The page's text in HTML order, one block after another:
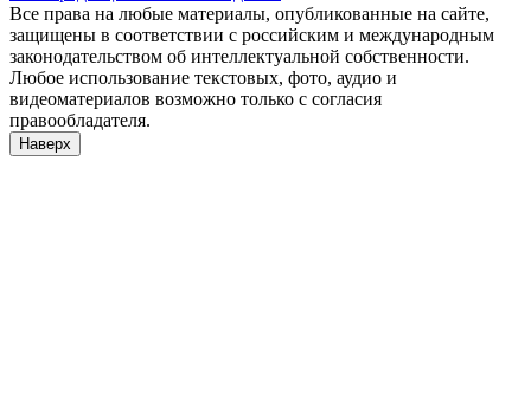
Все права на любые материалы, опубликованные на сайте,
защищены в соответствии с российским и международным
законодательством об интеллектуальной собственности.
Любое использование текстовых, фото, аудио и
видеоматериалов возможно только с согласия
правообладателя.
Наверх